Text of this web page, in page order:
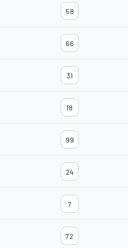
58
66
31
18
99
24
7
72